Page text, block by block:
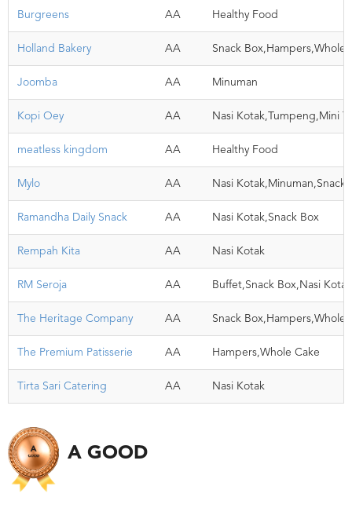
Burgreens AA Healthy Food
Holland Bakery AA Snack Box,Hampers,Whole
Joomba AA Minuman
Kopi Oey AA Nasi Kotak,Tumpeng,Mini
meatless kingdom AA Healthy Food
Mylo AA Nasi Kotak,Minuman,Snack
Ramandha Daily Snack AA Nasi Kotak,Snack Box
Rempah Kita AA Nasi Kotak
RM Seroja AA Buffet,Snack Box,Nasi
The Heritage Company AA Snack Box,Hampers,Whole
The Premium Patisserie AA Hampers,Whole Cake
Tirta Sari Catering AA Nasi Kotak
A GOOD